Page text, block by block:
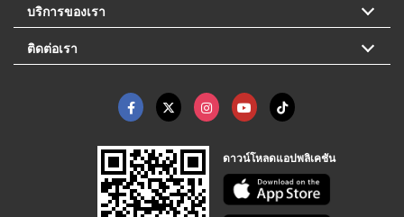
บริการของเรา
ติดต่อเรา
ดาวน์โหลดแอปพลิเคชัน